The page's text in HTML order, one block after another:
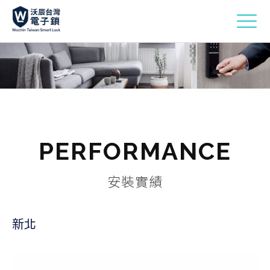
PERFORMANCE
安裝實績
新北